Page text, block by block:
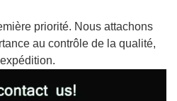
priorité. Nous attachons
au contrôle de la qualité,